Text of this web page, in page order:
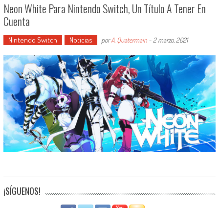
Neon White Para Nintendo Switch, Un Título A Tener En
Cuenta
Nintendo Switch Noticias porA. Quatermain- 2 marzo, 2021
¡SÍGUENOS!